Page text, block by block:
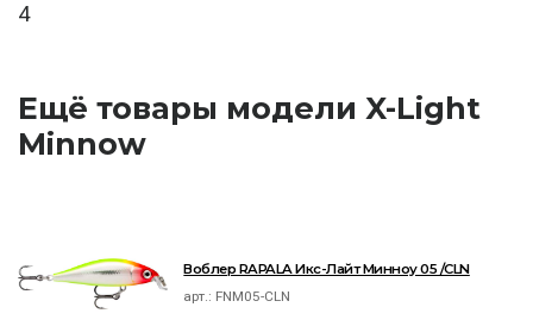
4
Ещё товары модели X-Light
Minnow
Воблер RAPALA Икс-Лайт Минноу 05 /CLN
арт.: FNM05-CLN